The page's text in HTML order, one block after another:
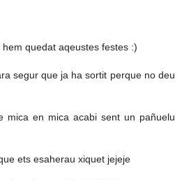
quedat aqeustes festes :)
segur que ja ha sortit perque no deu
mica en mica acabi sent un pañuelu
ets esaherau xiquet jejeje